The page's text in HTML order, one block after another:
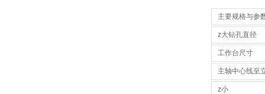
主要规格与参
z大钻孔直径
工作台尺寸
主轴中心线
z小